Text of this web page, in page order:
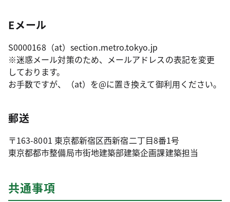
Eメール
S0000168（at）section.metro.tokyo.jp
※迷惑メール対策のため、メールアドレスの表記を変更
しております。
お手数ですが、（at）を@に置き換えて御利用ください。
郵送
〒163-8001 東京都新宿区西新宿二丁目8番1号
東京都都市整備局市街地建築部建築企画課建築担当
共通事項